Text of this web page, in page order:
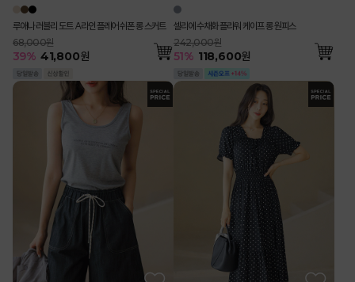
루애나 러블리 도트 A라인 플레어 쉬폰 롱 스커트
68,000원
39% 41,800원
셀리에 수채화 플라워 케이프 롱 원피스
242,000원
51% 118,600원